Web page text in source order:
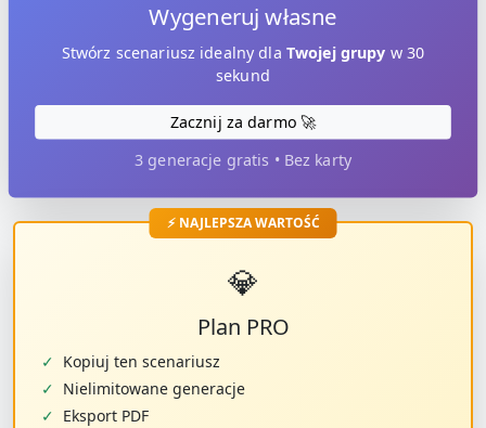
Wygeneruj własne
Stwórz scenariusz idealny dla Twojej grupy w 30
sekund
Zacznij za darmo 🚀
3 generacje gratis • Bez karty
⚡ NAJLEPSZA WARTOŚĆ
💎
Plan PRO
✓ Kopiuj ten scenariusz
✓ Nielimitowane generacje
✓ Eksport PDF